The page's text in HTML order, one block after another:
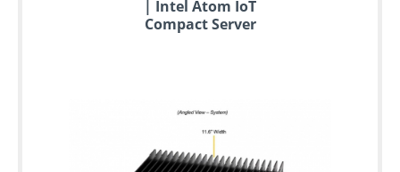
| Intel Atom IoT
Compact Server